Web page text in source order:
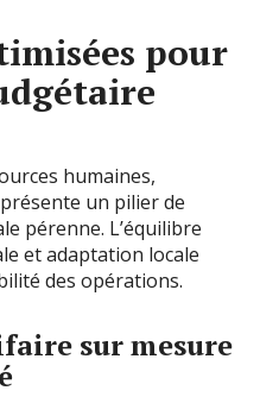
pour
humaines,
un pilier de
pérenne. L’équilibre
et adaptation locale
des opérations.
sur mesure